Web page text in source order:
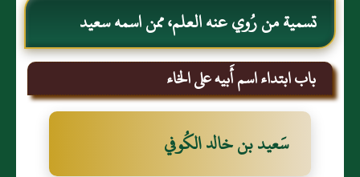
تسمية من رُوي عنه العلم، ممن اسمه سعيد
باب ابتداء اسم أَبيه على الخاء
سَعيد بن خالد الكُوفي